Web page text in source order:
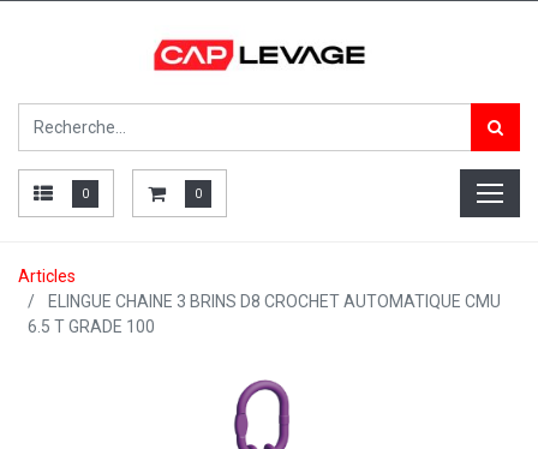
0 0
Articles
ELINGUE CHAINE 3 BRINS D8 CROCHET AUTOMATIQUE CMU
6.5 T GRADE 100